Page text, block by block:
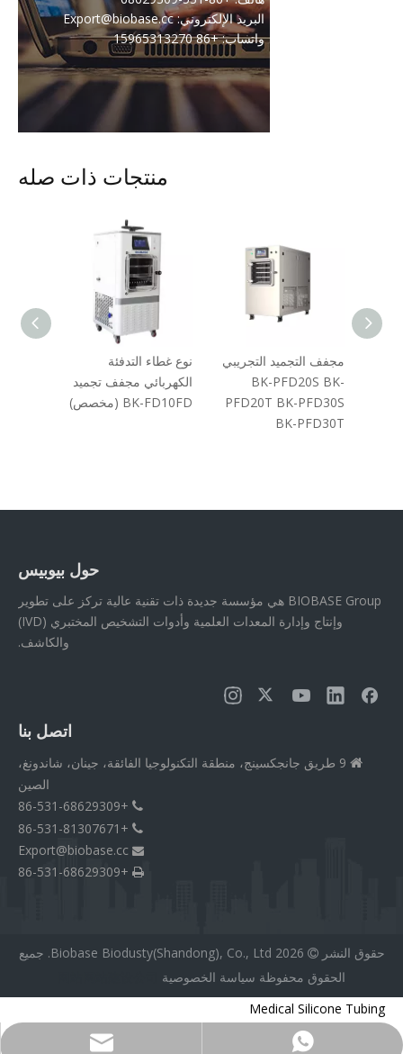
البريد الإلكتروني: Export@biobase.cc
واتساب: +86 15965313270
منتجات ذات صله
نوع غطاء التدفئة
الكهربائي مجفف تجميد
BK-FD10FD (مخصص)
مجفف التجميد التجريبي
BK-PFD20S BK-
PFD20T BK-PFD30S
BK-PFD30T
حول بيوبيس
BIOBASE Group هي مؤسسة جديدة ذات تقنية عالية تركز على تطوير
وإنتاج وإدارة المعدات العلمية وأدوات التشخيص المختبري (IVD)
والكاشف.
اتصل بنا

9 طريق جانجكسينج، منطقة التكنولوجيا الفائقة، جينان، شاندونغ،
الصين

+86-531-68629309

+86-531-81307671

Export@biobase.cc

+86-531-68629309
حقوق النشر
2026
Biobase Biodusty(Shandong), Co., Ltd. جميع
الحقوق محفوظة سياسة الخصوصية
Medical Silicone Tubing